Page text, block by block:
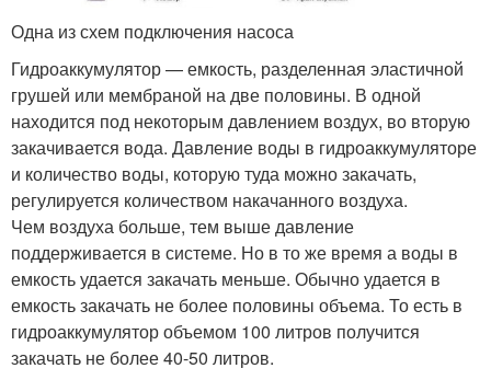
Одна из схем подключения насоса
Гидроаккумулятор — емкость, разделенная эластичной
грушей или мембраной на две половины. В одной
находится под некоторым давлением воздух, во вторую
закачивается вода. Давление воды в гидроаккумуляторе
и количество воды, которую туда можно закачать,
регулируется количеством накачанного воздуха.
Чем воздуха больше, тем выше давление
поддерживается в системе. Но в то же время а воды в
емкость удается закачать меньше. Обычно удается в
емкость закачать не более половины объема. То есть в
гидроаккумулятор объемом 100 литров получится
закачать не более 40-50 литров.